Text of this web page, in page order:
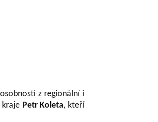
z regionální i
kraje Petr Koleta, kteří